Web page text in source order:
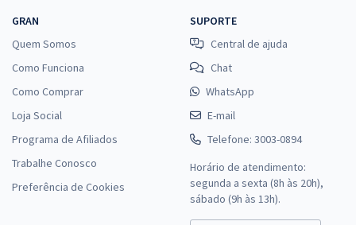
GRAN
Quem Somos
Como Funciona
Como Comprar
Loja Social
Programa de Afiliados
Trabalhe Conosco
Preferência de Cookies
SUPORTE
Central de ajuda
Chat
WhatsApp
E-mail
Telefone: 3003-0894
Horário de atendimento:
segunda a sexta (8h às 20h),
sábado (9h às 13h).